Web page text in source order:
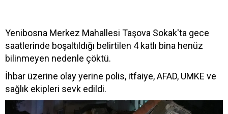
Yenibosna Merkez Mahallesi Taşova Sokak'ta gece
saatlerinde boşaltıldığı belirtilen 4 katlı bina henüz
bilinmeyen nedenle çöktü.
İhbar üzerine olay yerine polis, itfaiye, AFAD, UMKE ve
sağlık ekipleri sevk edildi.